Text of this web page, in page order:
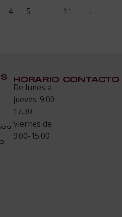
4 5 … 11 →
HORARIO
De lunes a
jueves: 9:00 –
17.30
Viernes de
9:00-15.00
CONTACTO